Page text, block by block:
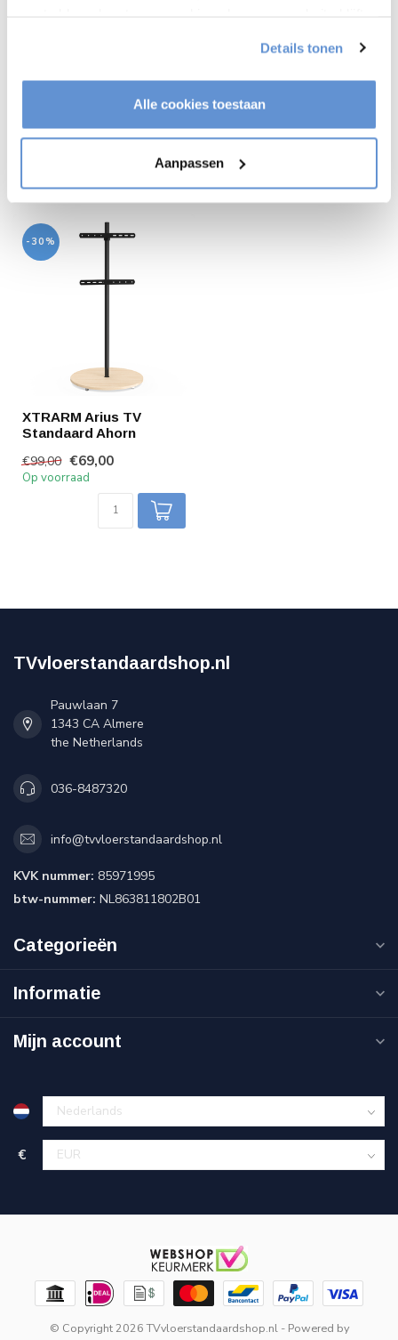
Details tonen
Alle cookies toestaan
Aanpassen
Of heeft u hulp nodig bij het bestellen? Neem contact op
met onze klantenservice
info@tvvloerstandaardshop.nl
. We helpen u graag !
Recent bekeken
-30%
XTRARM Arius TV
Standaard Ahorn
€99,00 €69,00
Op voorraad
TVvloerstandaardshop.nl
Pauwlaan 7
1343 CA Almere
the Netherlands
036-8487320
info@tvvloerstandaardshop.nl
KVK nummer: 85971995
btw-nummer: NL863811802B01
Categorieën
Informatie
Mijn account
€
© Copyright 2026 TVvloerstandaardshop.nl- Powered by